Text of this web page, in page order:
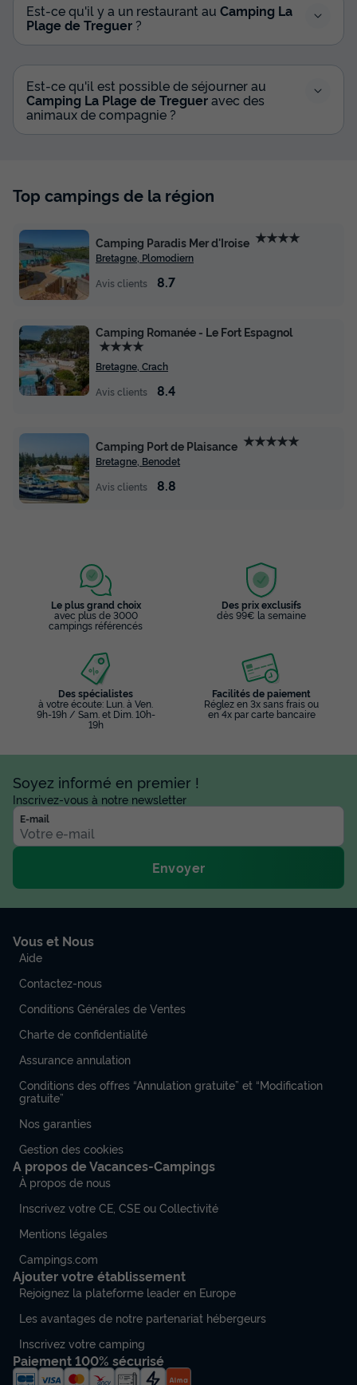
Est-ce qu'il y a un restaurant au Camping La
Plage de Treguer ?
Est-ce qu'il est possible de séjourner au
Camping La Plage de Tregueravec des
animaux de compagnie ?
Top campings de la région
Camping Paradis Mer d'Iroise ★★★★
Bretagne, Plomodiern
Avis clients
8.7
Camping Romanée - Le Fort Espagnol
★★★★
Bretagne, Crach
Avis clients
8.4
Camping Port de Plaisance ★★★★★
Bretagne, Benodet
Avis clients
8.8
Le plus grand choix
avec plus de 3000
campings référencés
Des prix exclusifs
dès 99€ la semaine
Des spécialistes
à votre écoute: Lun. à Ven.
9h-19h / Sam. et Dim. 10h-
19h
Facilités de paiement
Réglez en 3x sans frais ou
en 4x par carte bancaire
Soyez informé en premier !
Inscrivez-vous à notre newsletter
E-mail
Envoyer
Vous et Nous
Aide
Contactez-nous
Conditions Générales de Ventes
Charte de confidentialité
Assurance annulation
Conditions des offres “Annulation gratuite” et “Modification
gratuite”
Nos garanties
Gestion des cookies
A propos de Vacances-Campings
À propos de nous
Inscrivez votre CE, CSE ou Collectivité
Mentions légales
Campings.com
Ajouter votre établissement
Rejoignez la plateforme leader en Europe
Les avantages de notre partenariat hébergeurs
Inscrivez votre camping
Paiement 100% sécurisé